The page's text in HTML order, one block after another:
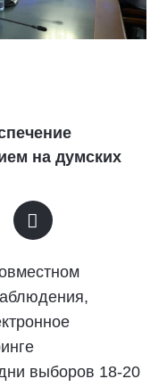
на думских
выборов 18-20